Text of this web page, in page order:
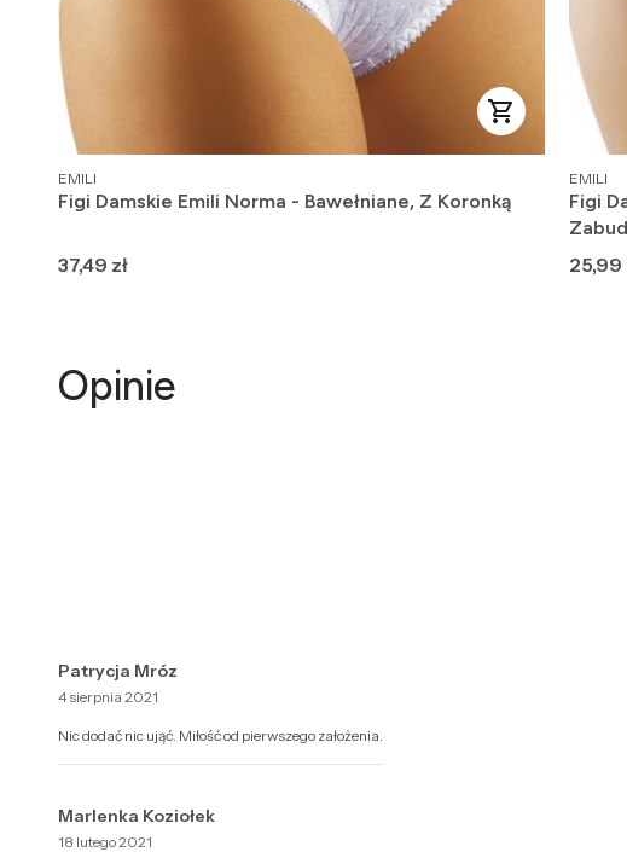
PRODUCENT
EMILI
Figi Damskie Emili Norma - Bawełniane, Z Koronką
Cena
37,49 zł
EMILI
Figi
Cena
25,99
Opinie
Patrycja Mróz
4 sierpnia 2021
Nic dodać nic ująć. Miłość od pierwszego założenia.
Marlenka Koziołek
18 lutego 2021